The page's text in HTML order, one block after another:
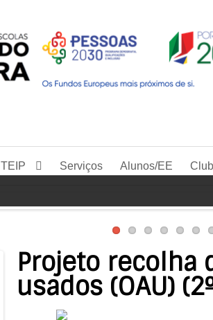
TEIP Serviços Alunos/EE
Projeto recolha
usados (OAU)